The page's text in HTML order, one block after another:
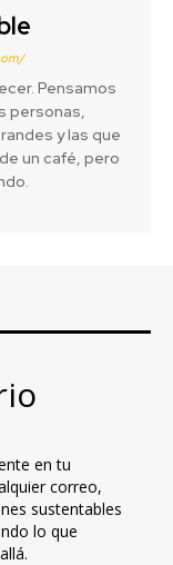
Pensamos
personas,
y las que
un café, pero
en tu
correo,
sustentables
lo que